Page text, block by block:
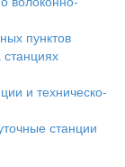
пунктов
и техническо-
станции